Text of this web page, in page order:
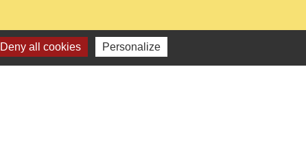
Deny all cookies Personalize